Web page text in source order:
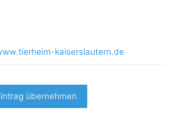
kaiserslautern.de
übernehmen